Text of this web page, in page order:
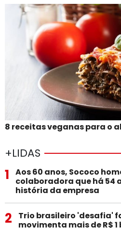
8 receitas veganas para o
+LIDAS
1
Aos 60 anos, Sococo
colaboradora que há 54
história da empresa
2
Trio brasileiro 'desafia'
movimenta mais de R$